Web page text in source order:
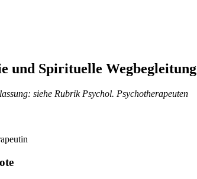
und Spirituelle Wegbegleitung
siehe Rubrik Psychol. Psychotherapeuten